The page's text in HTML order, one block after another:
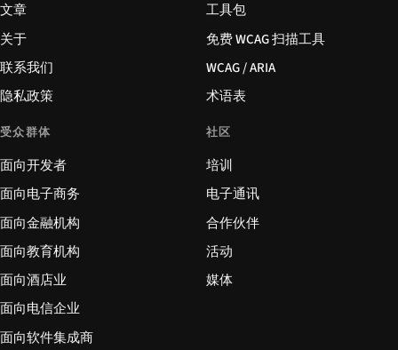
文章
关于
联系我们
隐私政策
工具包
免费 WCAG 扫描工具
WCAG / ARIA
术语表
受众群体
面向开发者
面向电子商务
面向金融机构
面向教育机构
面向酒店业
面向电信企业
面向软件集成商
社区
培训
电子通讯
合作伙伴
活动
媒体